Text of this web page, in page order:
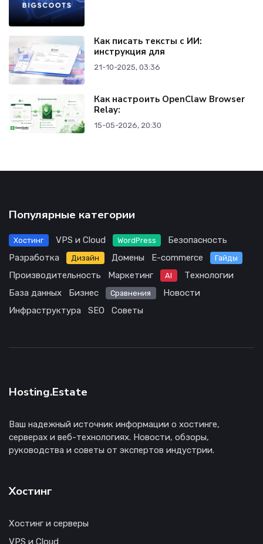
Как писать тексты с ИИ:
инструкция для
21-10-2025, 03:36
Как настроить OpenClaw Browser
Relay:
15-05-2026, 20:30
Популярные категории
Хостинг VPS и Cloud WordPress
Безопасность
Разработка
Дизайн Домены E-commerce Гайды
Производительность Маркетинг AI
Технологии
База данных
Бизнес Сравнения
Новости
Инфраструктура
SEO Советы
Hosting.Estate
Ваш надежный источник информации о хостинге,
серверах и веб-технологиях. Новости, обзоры,
руководства и советы от экспертов индустрии.
Хостинг
Хостинг и серверы